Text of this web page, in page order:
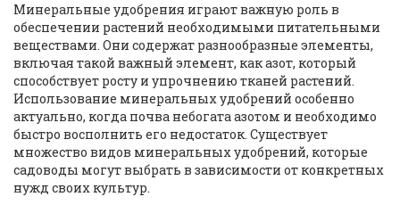
Минеральные удобрения играют важную роль в
обеспечении растений необходимыми питательными
веществами. Они содержат разнообразные элементы,
включая такой важный элемент, как азот, который
способствует росту и упрочнению тканей растений.
Использование минеральных удобрений особенно
актуально, когда почва небогата азотом и необходимо
быстро восполнить его недостаток. Существует
множество видов минеральных удобрений, которые
садоводы могут выбрать в зависимости от конкретных
нужд своих культур.